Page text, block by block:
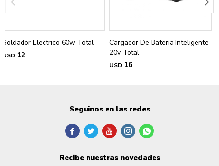
Soldador Electrico 60w Total
USD 12
Cargador De Bateria Inteligente
20v Total
USD 16
Seguinos en las redes
    
Recibe nuestras novedades